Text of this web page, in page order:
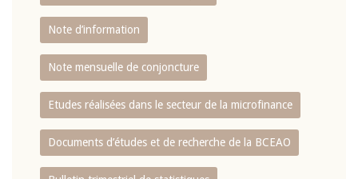
Note d’information
Note mensuelle de conjoncture
Etudes réalisées dans le secteur de la microfinance
Documents d’études et de recherche de la BCEAO